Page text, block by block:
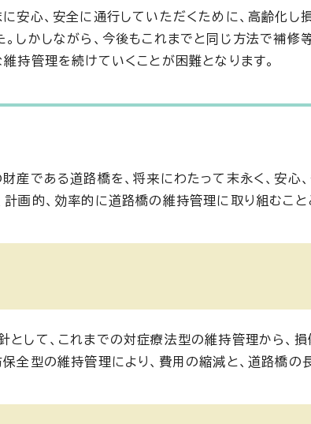
安心、安全に通行していただくために、高齢化し
しかしながら、今後もこれまでと同じ方法で補修
持管理を続けていくことが困難となります。
産である道路橋を、将来にわたって末永く、安
画的、効率的に道路橋の維持管理に取り組むこと
として、これまでの対症療法型の維持管理から、
全型の維持管理により、費用の縮減と、道路橋の